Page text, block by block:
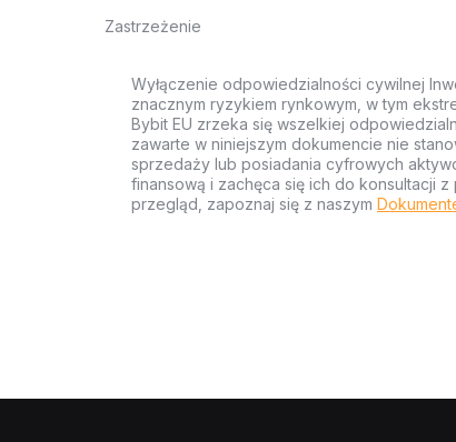
Zastrzeżenie
Wyłączenie odpowiedzialności cywilnej
znacznym ryzykiem rynkowym, w tym
Bybit EU zrzeka się wszelkiej
zawarte w niniejszym dokumencie nie
sprzedaży lub posiadania cyfrowych
finansową i zachęca się ich do konsultacji
przegląd, zapoznaj się z naszym